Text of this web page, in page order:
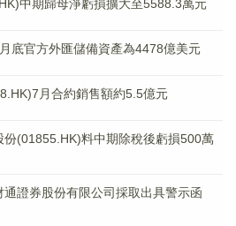
中期歸母淨虧損擴大至5588.3萬元
底官方外匯儲備資產為4478億美元
月合約銷售額約5.5億元
份(01855.HK)料中期除稅後虧損500萬
通證券股份有限公司採取出具警示函